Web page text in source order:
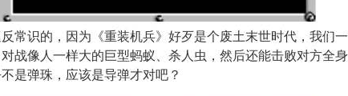
常识的，因为《重装机兵》好歹是个废土末世时代，我们一
战像人一样大的巨型蚂蚁、杀人虫，然后还能击败对方全身
是弹珠，应该是导弹才对吧？